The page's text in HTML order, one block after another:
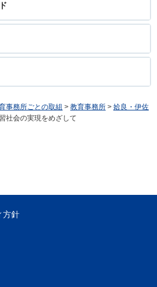
事務所ごとの取組 > 教育事務所 > 姶良・伊佐
社会の実現をめざして
方針